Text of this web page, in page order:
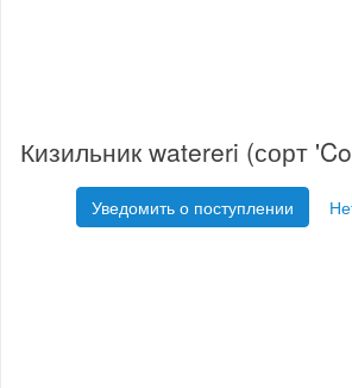
Кизильник watereri (сорт
Уведомить о поступлении